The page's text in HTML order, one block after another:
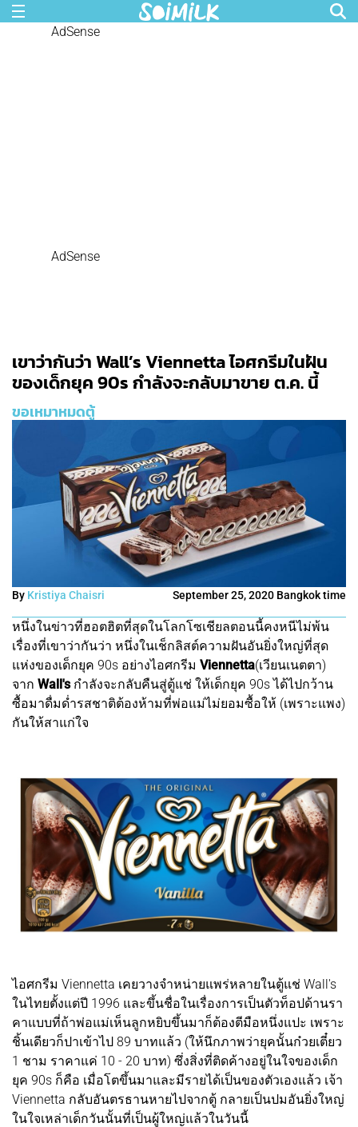
AdSense
AdSense
เขาว่ากันว่า Wall’s Viennetta ไอศกรีมในฝัน
ของเด็กยุค 90s กำลังจะกลับมาขาย ต.ค. นี้
ขอเหมาหมดตู้
By Kristiya Chaisri September 25, 2020 Bangkok time
หนึ่งในข่าวที่ฮอตฮิตที่สุดในโลกโซเชียลตอนนี้คงหนีไม่พ้น
เรื่องที่เขาว่ากันว่า หนึ่งในเช็กลิสต์ความฝันอันยิ่งใหญ่ที่สุด
แห่งของเด็กยุค 90s อย่างไอศกรีม Viennetta(เวียนเนตตา)
จาก Wall's กำลังจะกลับคืนสู่ตู้แช่ ให้เด็กยุค 90s ได้ไปกว้าน
ซื้อมาดื่มด่ำรสชาติต้องห้ามที่พ่อแม่ไม่ยอมซื้อให้ (เพราะแพง)
กันให้สาแก่ใจ
ไอศกรีม Viennetta เคยวางจำหน่ายแพร่หลายในตู้แช่ Wall's
ในไทยตั้งแต่ปี 1996 และขึ้นชื่อในเรื่องการเป็นตัวท็อปด้านรา
คาแบบที่ถ้าพ่อแม่เห็นลูกหยิบขึ้นมาก็ต้องตีมือหนึ่งแปะ เพราะ
ชิ้นเดียวก็ปาเข้าไป 89 บาทแล้ว (ให้นึกภาพว่ายุคนั้นก๋วยเตี๋ยว
1 ชาม ราคาแค่ 10 - 20 บาท) ซึ่งสิ่งที่ติดค้างอยู่ในใจของเด็ก
ยุค 90s ก็คือ เมื่อโตขึ้นมาและมีรายได้เป็นของตัวเองแล้ว เจ้า
Viennetta กลับอันตรธานหายไปจากตู้ กลายเป็นปมอันยิ่งใหญ่
ในใจเหล่าเด็กวันนั้นที่เป็นผู้ใหญ่แล้วในวันนี้